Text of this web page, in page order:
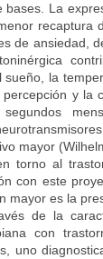
La
recaptura
de ansiedad,
la
y la
mayor
torno al
con este
mayor es la
de la
con
uno